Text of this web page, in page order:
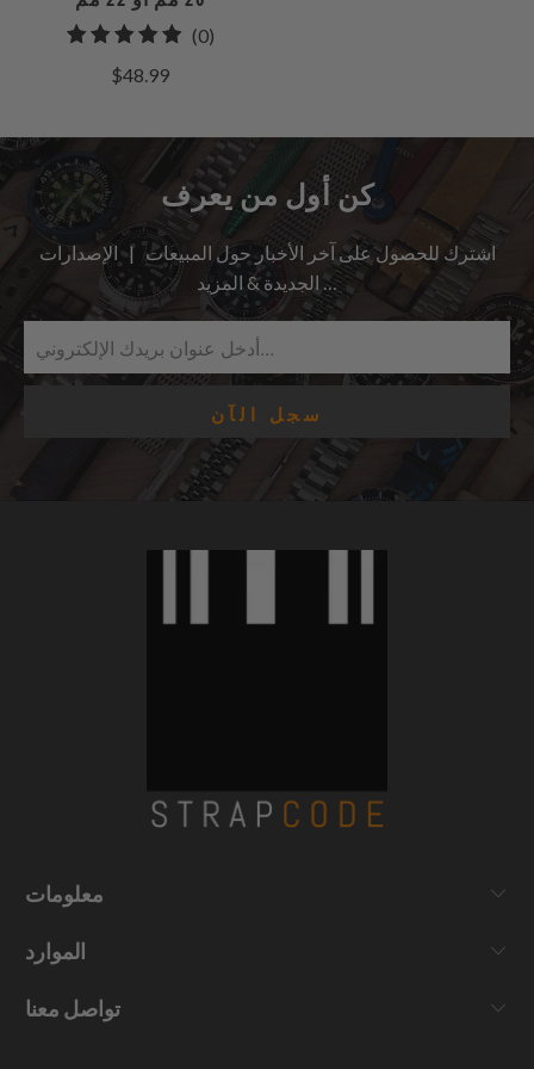
(0)0
$48.99
كن أول من يعرف
اشترك للحصول على آخر الأخبار حول المبيعات | الإصدارات
الجديدة & المزيد …
معلومات
الموارد
تواصل معنا